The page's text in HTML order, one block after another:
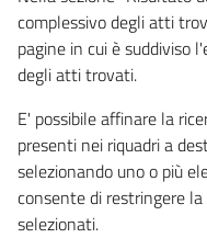
complessivo degli atti
pagine in cui è suddiviso
degli atti trovati.
E' possibile affinare la
presenti nei riquadri a
selezionando uno o più
consente di restringere
selezionati.